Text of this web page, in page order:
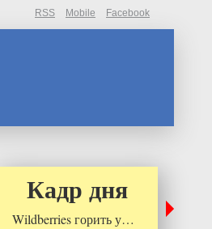
RSS Mobile Facebook
Кадр дня
Wildberries горить у…